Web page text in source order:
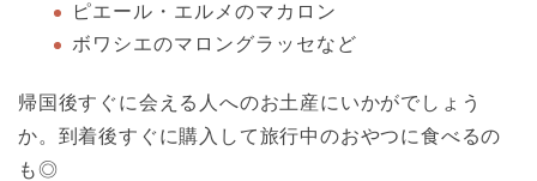
ピエール・エルメのマカロン
ボワシエのマロングラッセなど
帰国後すぐに会える人へのお土産にいかがでしょう
か。到着後すぐに購入して旅行中のおやつに食べるの
も◎